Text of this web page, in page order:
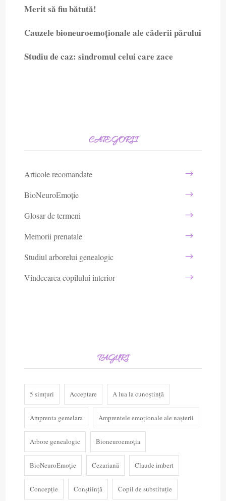
Merit să fiu bătută!
Cauzele bioneuroemoționale ale căderii părului
Studiu de caz: sindromul celui care zace
CATEGORII
Articole recomandate
BioNeuroEmoție
Glosar de termeni
Memorii prenatale
Studiul arborelui genealogic
Vindecarea copilului interior
TAGURI
5 simțuri Acceptare A lua la cunoștință
Amprenta gemelara Amprentele emoționale ale nașterii
Arbore genealogic Bioneuroemoția
BioNeuroEmoție Cezariană Claude imbert
Concepție Conștiință Copil de substituție